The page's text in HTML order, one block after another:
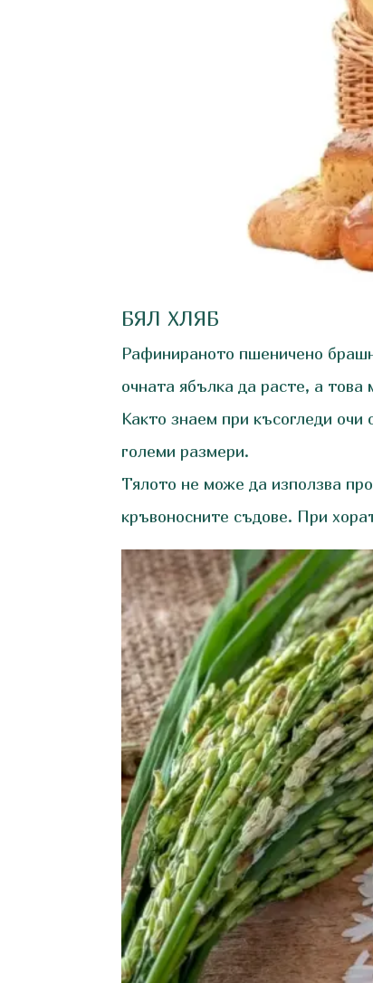
БЯЛ ХЛЯБ
Рафинираното пшеничено
очната ябълка да расте, а това
Както знаем при късогледи
големи размери.
Тялото не може да използва
кръвоносните съдове. При